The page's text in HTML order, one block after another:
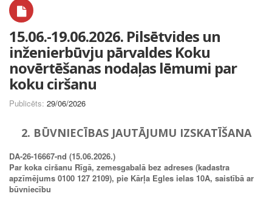
15.06.-19.06.2026. Pilsētvides un
inženierbūvju pārvaldes Koku
novērtēšanas nodaļas lēmumi par
koku ciršanu
Publicēts: 29/06/2026
2. BŪVNIECĪBAS JAUTĀJUMU IZSKATĪŠANA
DA-26-16667-nd (15.06.2026.)
Par koka ciršanu Rīgā, zemesgabalā bez adreses (kadastra
apzīmējums 0100 127 2109), pie Kārļa Egles ielas 10A, saistībā ar
būvniecību